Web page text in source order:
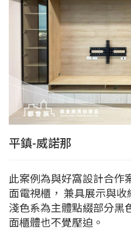
平鎮-威諾那
此案例為與好窩設計合作
面電視櫃， 兼具展示與收
淺色系為主體點綴部分黑
面櫃體也不覺壓迫。